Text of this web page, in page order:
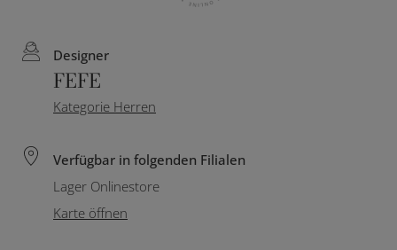
Designer
FEFE
Kategorie Herren
Verfügbar in folgenden Filialen
Lager Onlinestore
Karte öffnen